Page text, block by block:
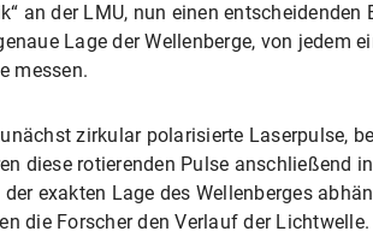
an der LMU, nun einen
Lage der Wellenberge, von jedem
messen.
zirkular polarisierte Laserpulse,
diese rotierenden Pulse anschließend
exakten Lage des Wellenberges
die Forscher den Verlauf der Lichtwelle.